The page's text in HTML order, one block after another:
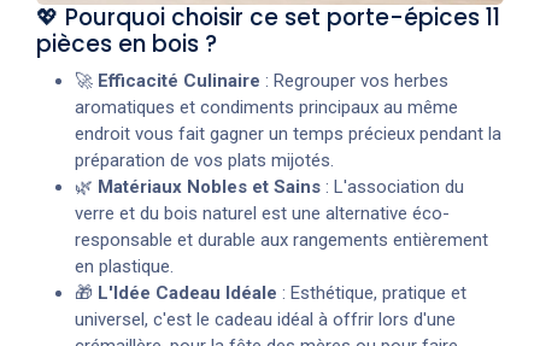
💖 Pourquoi choisir ce set porte-épices 11
pièces en bois ?
🚀 Efficacité Culinaire : Regrouper vos herbes
aromatiques et condiments principaux au même
endroit vous fait gagner un temps précieux pendant la
préparation de vos plats mijotés.
🌿 Matériaux Nobles et Sains : L'association du
verre et du bois naturel est une alternative éco-
responsable et durable aux rangements entièrement
en plastique.
🎁 L'Idée Cadeau Idéale : Esthétique, pratique et
universel, c'est le cadeau idéal à offrir lors d'une